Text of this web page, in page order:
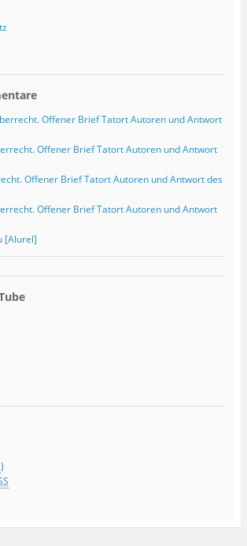
Offener Brief Tatort Autoren und Antwort
Offener Brief Tatort Autoren und Antwort
Offener Brief Tatort Autoren und Antwort des
Offener Brief Tatort Autoren und Antwort
[Alurel]
)